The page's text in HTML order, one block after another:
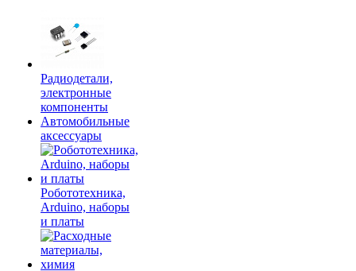
Радиодетали,
электронные
компоненты
Автомобильные
аксессуары
Робототехника,
Arduino, наборы
и платы